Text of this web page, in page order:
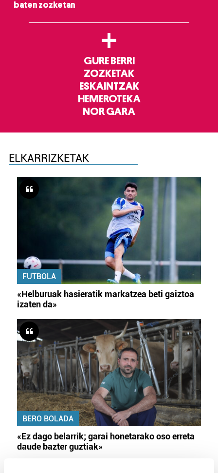
baten zozketan
+
GURE BERRI
ZOZKETAK
ESKAINTZAK
HEMEROTEKA
NOR GARA
ELKARRIZKETAK
FUTBOLA
«Helburuak hasieratik markatzea beti gaiztoa
izaten da»
BERO BOLADA
«Ez dago belarrik; garai honetarako oso erreta
daude bazter guztiak»